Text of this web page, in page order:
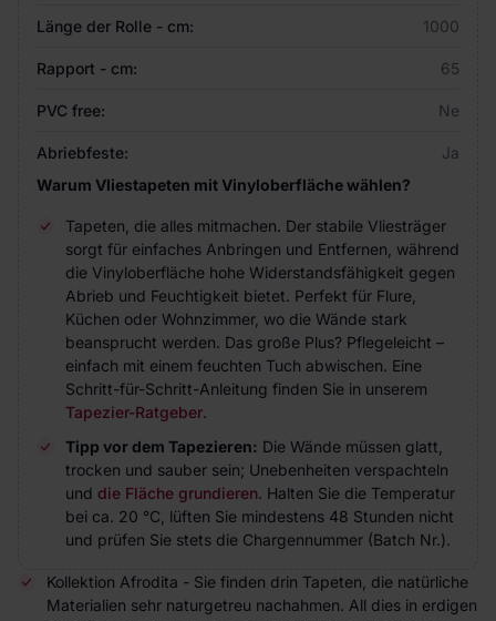
Länge der Rolle - cm: 1000
Rapport - cm: 65
PVC free: Ne
Abriebfeste:
Ja
Warum Vliestapeten mit Vinyloberfläche wählen?
Tapeten, die alles mitmachen. Der stabile Vliesträger
sorgt für einfaches Anbringen und Entfernen, während
die Vinyloberfläche hohe Widerstandsfähigkeit gegen
Abrieb und Feuchtigkeit bietet. Perfekt für Flure,
Küchen oder Wohnzimmer, wo die Wände stark
beansprucht werden. Das große Plus? Pflegeleicht –
einfach mit einem feuchten Tuch abwischen. Eine
Schritt-für-Schritt-Anleitung finden Sie in unserem
Tapezier-Ratgeber.
Tipp vor dem Tapezieren: Die Wände müssen glatt,
trocken und sauber sein; Unebenheiten verspachteln
und die Fläche grundieren. Halten Sie die Temperatur
bei ca. 20 °C, lüften Sie mindestens 48 Stunden nicht
und prüfen Sie stets die Chargennummer (Batch Nr.).
Kollektion Afrodita - Sie finden drin Tapeten, die natürliche
Materialien sehr naturgetreu nachahmen. All dies in erdigen